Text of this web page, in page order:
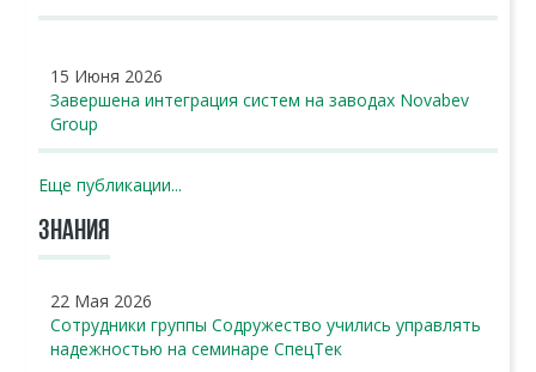
15 Июня 2026
Завершена интеграция систем на заводах Novabev
Group
Еще публикации...
ЗНАНИЯ
22 Мая 2026
Сотрудники группы Содружество учились управлять
надежностью на семинаре СпецТек